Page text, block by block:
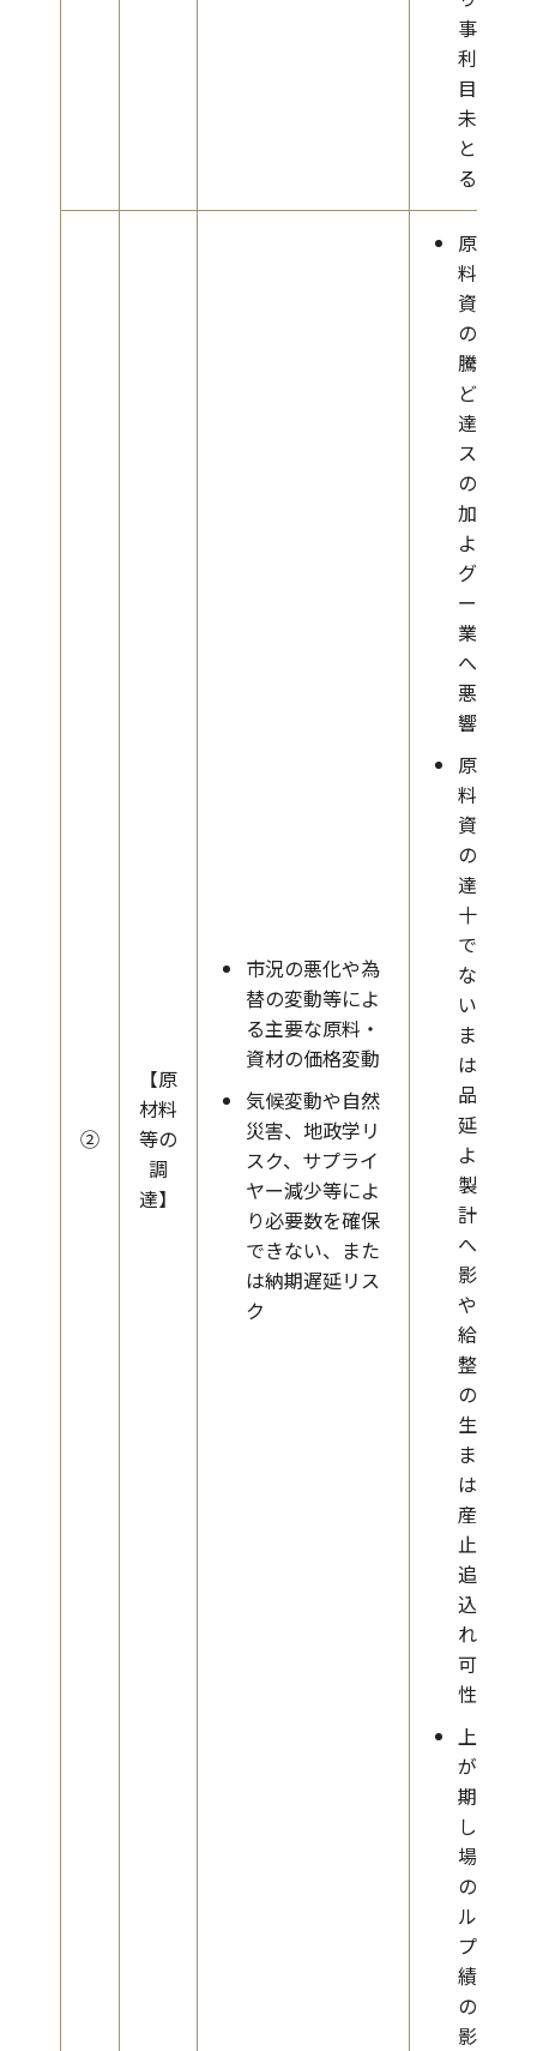
事業
利益
目標
未達
とな
る
②
【原
材料
等の
調
達】
市況の悪化や為
替の変動等によ
る主要な原料・
資材の価格変動
気候変動や自然
災害、地政学リ
スク、サプライ
ヤー減少等によ
り必要数を確保
できない、また
は納期遅延リス
ク
原
料・
資材
の高
騰な
ど調
達コ
スト
の増
加に
よる
グル
ープ
業績
への
悪影
響
原
料・
資材
の調
達が
十分
でき
な
い、
また
は納
品遅
延に
よる
製造
計画
への
影響
や需
給調
整等
の発
生、
また
は生
産停
止に
追い
込ま
れる
可能
性
上記
が長
期化
した
場合
のグ
ルー
プ業
績へ
の悪
影響